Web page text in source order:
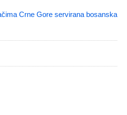
Crne Gore servirana bosanska